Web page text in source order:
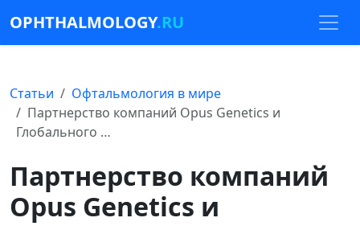
OPHTHALMOLOGY.RU
Статьи
Офтальмология в мире
Партнерство компаний Opus Genetics и
Глобального …
Партнерство компаний
Opus Genetics и